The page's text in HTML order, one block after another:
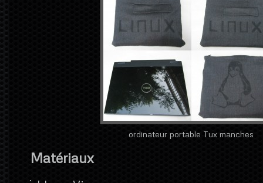
ordinateur portable Tux manches
Matériaux